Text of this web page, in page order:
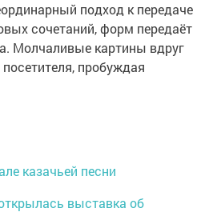
подход к передаче
сочетаний, форм передаёт
Молчаливые картины вдруг
пробуждая
казачьей песни
выставка об